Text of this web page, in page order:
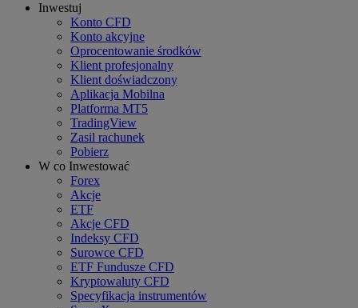
Inwestuj
Konto CFD
Konto akcyjne
Oprocentowanie środków
Klient profesjonalny
Klient doświadczony
Aplikacja Mobilna
Platforma MT5
TradingView
Zasil rachunek
Pobierz
W co Inwestować
Forex
Akcje
ETF
Akcje CFD
Indeksy CFD
Surowce CFD
ETF Fundusze CFD
Kryptowaluty CFD
Specyfikacja instrumentów